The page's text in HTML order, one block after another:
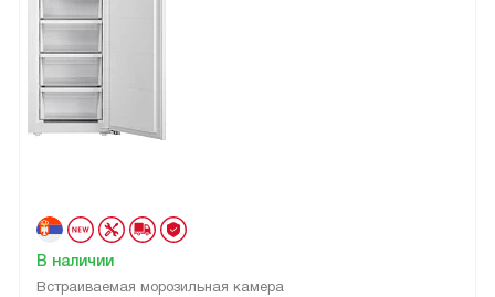
Встраиваемая морозильная камера
В наличии